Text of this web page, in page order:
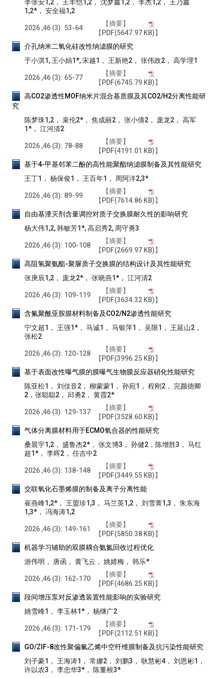
李张安1,2， 王丰恺1,2， 沈梦鑫1,2， 李杰1,2， 王乃鑫
1,2*， 安全福1,2
2026 ,46 (3): 53-64
【摘要】
【PDF(5647.97 KB)】
介孔纳米二氧化硅改性纳滤膜的研究
于小淇1, 王小娟1*, 宋越1， 王新艳2， 张伟政2， 高学理1
2026 ,46 (3): 65-77
【摘要】
【PDF(6745.79 KB)】
高CO2渗透性MOF纳米片混合基质膜及其CO2/H2分离性能研
究
陈梦珠1,2， 束伦2*， 焦成丽2， 张小倩2， 庞龙2， 高军
1*， 江河清2
2026 ,46 (3): 78-88
【摘要】
【PDF(4191.01 KB)】
基于4-甲基邻苯二酚的高性能聚酯纳滤膜制备及其性能研究
王丁1， 杨保俊1， 王百年1， 周阿洋2,3*
2026 ,46 (3): 89-99
【摘要】
【PDF(7614.86 KB)】
自由基湮灭剂含量调控对质子交换膜耐久性的影响研究
杨大伟1,2, 韩敏芳1*, 高启秀2, 周守勇3
2026 ,46 (3): 100-108
【摘要】
【PDF(2669.97 KB)】
高阻氢聚氨酯-聚脲质子交换膜的结构设计及其性能研究
张庚辰1,2， 庞龙2*， 张晓燕1*， 江河清2
2026 ,46 (3): 109-119
【摘要】
【PDF(3634.32 KB)】
含氟聚酰亚胺膜材料制备及CO2/N2渗透性能研究
宁文超1， 王强1*， 马诚1， 马银萍1， 吴限1， 王延山2，
张松2
2026 ,46 (3): 120-128
【摘要】
【PDF(3996.25 KB)】
基于表面改性曝气膜的膜曝气生物膜反应器硝化性能研究
陈亚松1， 刘佳音2， 柳蒙蒙1， 孙宛1， 程刚2， 完颜德卿
2，张聪聪2， 邱勇2， 黄霞2*
2026 ,46 (3): 129-137
【摘要】
【PDF(3528.60 KB)】
气体分离膜材料用于ECMO氧合器的性能研究
桑晨宇1,2， 盛鲁杰2*， 张文博3， 孙健2，陈增胜3， 马红
超1*， 李晖2， 任吉中2
2026 ,46 (3): 138-148
【摘要】
【PDF(3449.55 KB)】
交联氧化石墨烯膜的制备及离子分离性能
崔燕峰1,2*， 王盟珍1,3， 马兰英1,2， 刘雪菁1,3， 朱东海
1,3*， 冯海涛1,2
2026 ,46 (3): 149-161
【摘要】
【PDF(5850.38 KB)】
机器学习辅助的双膜耦合氨氮回收过程优化
游伟明， 唐函， 黄飞云， 姚婧梅， 韩乐*
2026 ,46 (3): 162-170
【摘要】
【PDF(4686.25 KB)】
段间增压泵对反渗透装置性能影响的实验研究
姚雪峰1， 李玉林1*， 杨继广2
2026 ,46 (3): 171-179
【摘要】
【PDF(2112.51 KB)】
GO/ZIF-8改性聚偏氟乙烯中空纤维膜制备及抗污染性能研究
刘子豪1， 王海涛1， 常娜2， 刘鹏3， 耿慧彬4， 刘恩彬1，
许以农3， 李忠华3*， 陈董根3*